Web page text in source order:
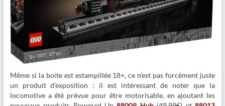
Même si la boite est estampillée 18+, ce n’est pas forcément juste
un produit d’exposition : il est intéressant de noter que la
locomotive a été prévue pour être motorisable, en ajoutant les